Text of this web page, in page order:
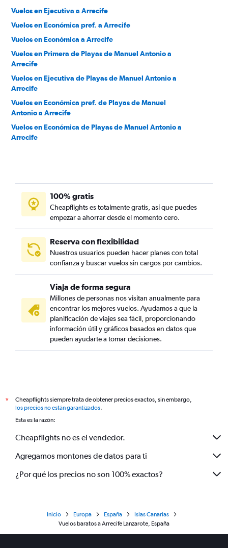
Vuelos en Ejecutiva a Arrecife
Vuelos en Económica pref. a Arrecife
Vuelos en Económica a Arrecife
Vuelos en Primera de Playas de Manuel Antonio a
Arrecife
Vuelos en Ejecutiva de Playas de Manuel Antonio a
Arrecife
Vuelos en Económica pref. de Playas de Manuel
Antonio a Arrecife
Vuelos en Económica de Playas de Manuel Antonio a
Arrecife
100% gratis
Cheapflights es totalmente gratis, así que puedes
empezar a ahorrar desde el momento cero.
Reserva con flexibilidad
Nuestros usuarios pueden hacer planes con total
confianza y buscar vuelos sin cargos por cambios.
Viaja de forma segura
Millones de personas nos visitan anualmente para
encontrar los mejores vuelos. Ayudamos a que la
planificación de viajes sea fácil, proporcionando
información útil y gráficos basados en datos que
pueden ayudarte a tomar decisiones.
*
Cheapflights siempre trata de obtener precios exactos, sin embargo,
los precios no están garantizados.
Esta es la razón:
Cheapflights no es el vendedor.
Agregamos montones de datos para ti
¿Por qué los precios no son 100% exactos?
Inicio Europa España
Islas Canarias
Vuelos baratos a Arrecife Lanzarote, España